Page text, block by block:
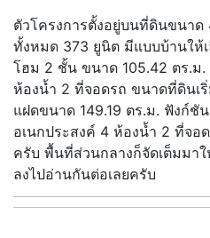
ตัวโครงการตั้งอยู่บนที่ดินขนา
ทั้งหมด 373 ยูนิต มีแบบบ้านให้
โฮม 2 ชั้น ขนาด 105.42 ตร.
ห้องน้ำ 2 ที่จอดรถ ขนาดที่ดินเ
แฝดขนาด 149.19 ตร.ม. ฟังก์ชั
อเนกประสงค์ 4 ห้องน้ำ 2 ที่จอ
ครับ พื้นที่ส่วนกลางก็จัดเต็มมาใ
ลงไปอ่านกันต่อเลยครับ